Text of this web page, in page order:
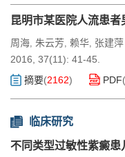
昆明市某医院人流患
周海, 朱云芳, 赖华, 张建萍
2016, 37(11): 41-45.
摘要(2162) PDF(
临床研究
不同类型过敏性紫癜患